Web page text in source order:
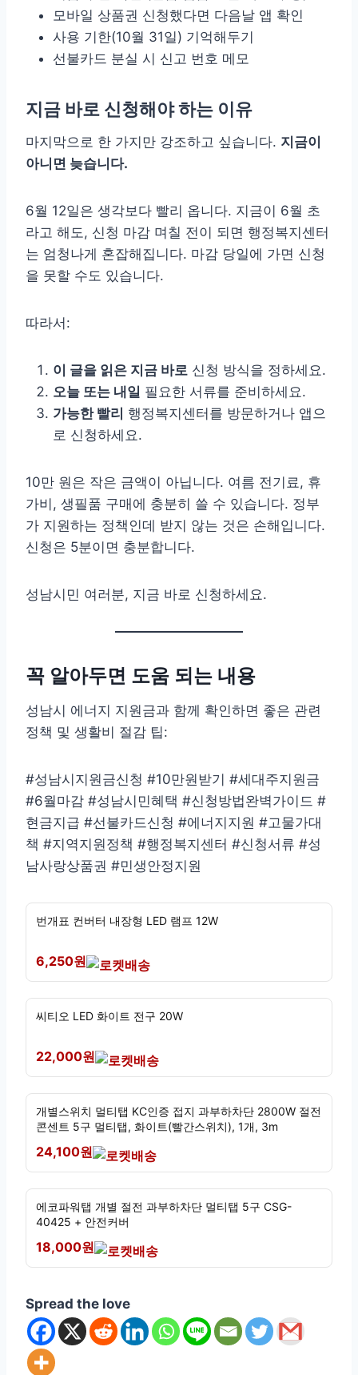
모바일 상품권 신청했다면 다음날 앱 확인
사용 기한(10월 31일) 기억해두기
선불카드 분실 시 신고 번호 메모
지금 바로 신청해야 하는 이유
마지막으로 한 가지만 강조하고 싶습니다. 지금이
아니면 늦습니다.
6월 12일은 생각보다 빨리 옵니다. 지금이 6월 초
라고 해도, 신청 마감 며칠 전이 되면 행정복지센터
는 엄청나게 혼잡해집니다. 마감 당일에 가면 신청
을 못할 수도 있습니다.
따라서:
이 글을 읽은 지금 바로 신청 방식을 정하세요.
오늘 또는 내일 필요한 서류를 준비하세요.
가능한 빨리 행정복지센터를 방문하거나 앱으
로 신청하세요.
10만 원은 작은 금액이 아닙니다. 여름 전기료, 휴
가비, 생필품 구매에 충분히 쓸 수 있습니다. 정부
가 지원하는 정책인데 받지 않는 것은 손해입니다.
신청은 5분이면 충분합니다.
성남시민 여러분, 지금 바로 신청하세요.
꼭 알아두면 도움 되는 내용
성남시 에너지 지원금과 함께 확인하면 좋은 관련
정책 및 생활비 절감 팁:
#성남시지원금신청 #10만원받기 #세대주지원금
#6월마감 #성남시민혜택 #신청방법완벽가이드 #
현금지급 #선불카드신청 #에너지지원 #고물가대
책 #지역지원정책 #행정복지센터 #신청서류 #성
남사랑상품권 #민생안정지원
번개표 컨버터 내장형 LED 램프 12W
6,250원
씨티오 LED 화이트 전구 20W
22,000원
개별스위치 멀티탭 KC인증 접지 과부하차단 2800W 절전
콘센트 5구 멀티탭, 화이트(빨간스위치), 1개, 3m
24,100원
에코파워탭 개별 절전 과부하차단 멀티탭 5구 CSG-
40425 + 안전커버
18,000원
Spread the love